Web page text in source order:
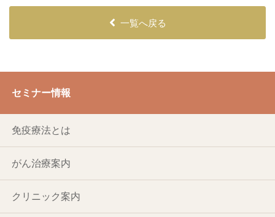
一覧へ戻る
免疫療法とは
がん治療案内
クリニック案内
セミナー情報